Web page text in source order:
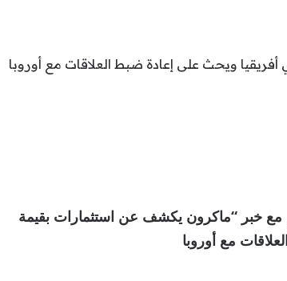
. نترككم مع خبر “ماكرون يكشف عن استثمارات بقيمة